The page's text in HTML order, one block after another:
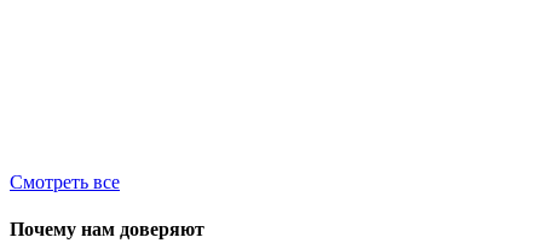
Смотреть все
Почему нам доверяют